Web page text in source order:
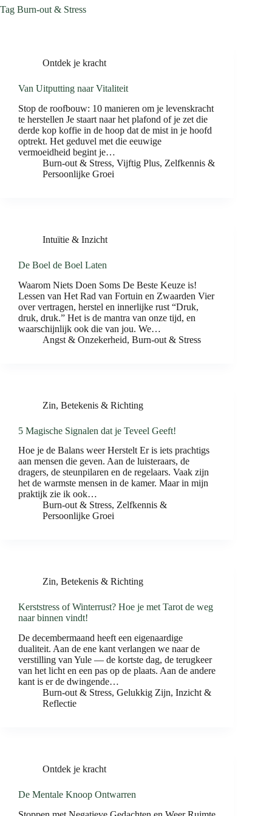
Tag Burn-out & Stress
Ontdek je kracht
Van Uitputting naar Vitaliteit
Stop de roofbouw: 10 manieren om je levenskracht
te herstellen Je staart naar het plafond of je zet die
derde kop koffie in de hoop dat de mist in je hoofd
optrekt. Het geduvel met die eeuwige
vermoeidheid begint je…
Burn-out & Stress, Vijftig Plus, Zelfkennis &
Persoonlijke Groei
Intuïtie & Inzicht
De Boel de Boel Laten
Waarom Niets Doen Soms De Beste Keuze is!
Lessen van Het Rad van Fortuin en Zwaarden Vier
over vertragen, herstel en innerlijke rust “Druk,
druk, druk.” Het is de mantra van onze tijd, en
waarschijnlijk ook die van jou. We…
Angst & Onzekerheid, Burn-out & Stress
Zin, Betekenis & Richting
5 Magische Signalen dat je Teveel Geeft!
Hoe je de Balans weer Herstelt Er is iets prachtigs
aan mensen die geven. Aan de luisteraars, de
dragers, de steunpilaren en de regelaars. Vaak zijn
het de warmste mensen in de kamer. Maar in mijn
praktijk zie ik ook…
Burn-out & Stress, Zelfkennis &
Persoonlijke Groei
Zin, Betekenis & Richting
Kerststress of Winterrust? Hoe je met Tarot de weg
naar binnen vindt!
De decembermaand heeft een eigenaardige
dualiteit. Aan de ene kant verlangen we naar de
verstilling van Yule — de kortste dag, de terugkeer
van het licht en een pas op de plaats. Aan de andere
kant is er de dwingende…
Burn-out & Stress, Gelukkig Zijn, Inzicht &
Reflectie
Ontdek je kracht
De Mentale Knoop Ontwarren